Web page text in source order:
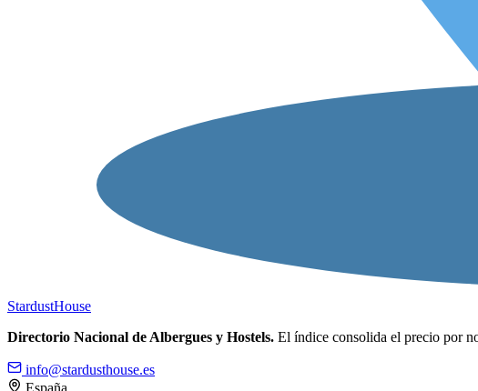
StardustHouse
Directorio Nacional de Albergues y Hostels. El índice consolida el precio por
info@stardusthouse.es